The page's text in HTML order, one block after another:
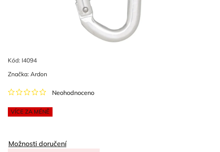
Kód: I4094
VÍCE ZA MÉNĚ
Neohodnoceno
Značka: Ardon
Možnosti doručení